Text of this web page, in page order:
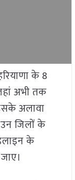
के 8
अभी तक
अलावा
उन जिलों के
के